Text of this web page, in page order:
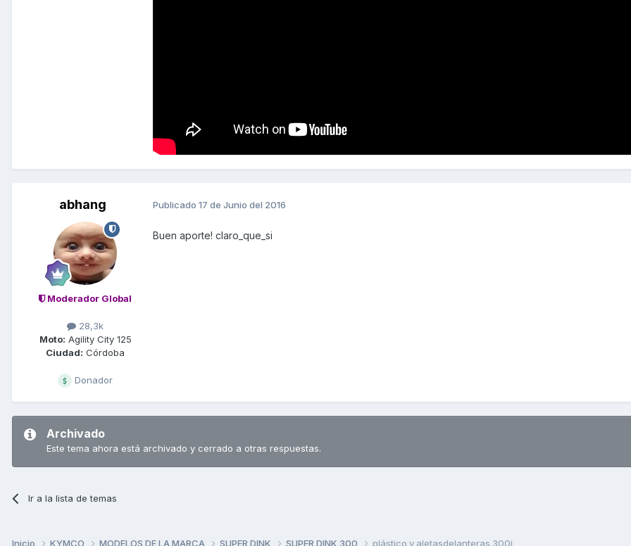
abhang
Moderador Global
28,3k
Moto: Agility City 125
Ciudad: Córdoba
Donador
Publicado 17 de Junio del 2016
Buen aporte! claro_que_si
Archivado
Este tema ahora está archivado y cerrado a otras respuestas.
Ir a la lista de temas
Inicio KYMCO MODELOS DE LA MARCA SUPER DINK SUPER DINK 300 plástico y aletasdelanteras 300i